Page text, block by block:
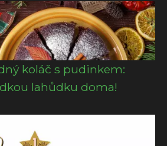
koláč s pudinkem:
lahůdku doma!